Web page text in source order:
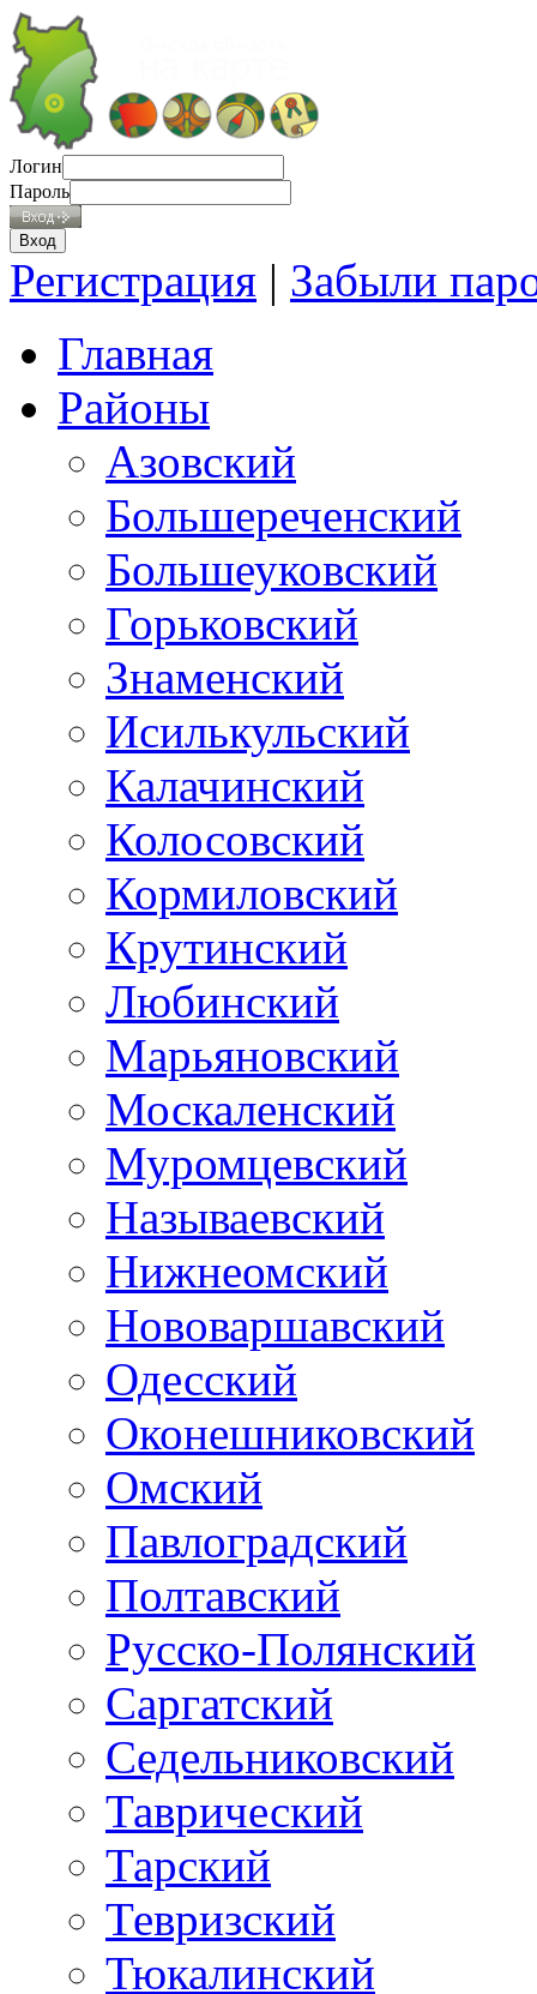
Логин
Пароль
Регистрация | Забыли
Главная
Районы
Азовский
Большереченский
Большеуковский
Горьковский
Знаменский
Исилькульский
Калачинский
Колосовский
Кормиловский
Крутинский
Любинский
Марьяновский
Москаленский
Муромцевский
Называевский
Нижнеомский
Нововаршавский
Одесский
Оконешниковский
Омский
Павлоградский
Полтавский
Русско-Полянский
Саргатский
Седельниковский
Таврический
Тарский
Тевризский
Тюкалинский